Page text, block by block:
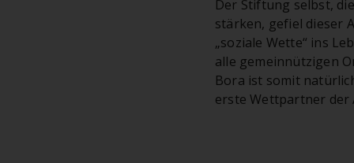
Der Stiftung selbst,
stärken, gefiel dieser
„soziale Wette“ ins
alle gemeinnützigen
Bora ist somit
erste Wettpartner der